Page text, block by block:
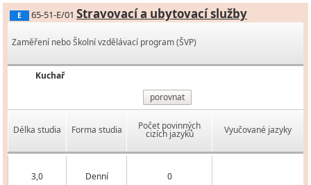
E 65-51-E/01 Stravovací a ubytovací služby
Zaměření nebo Školní vzdělávací program (ŠVP)
Kuchař
porovnat
Délka studia Forma studia Počet povinných
cizích jazyků Vyučované jazyky
3,0 Denní 0